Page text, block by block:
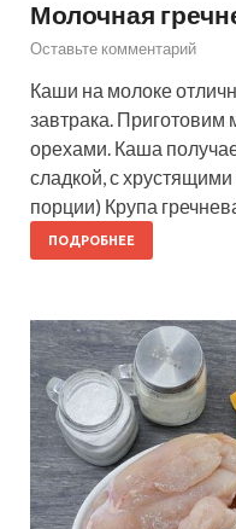
Молочная
Оставьте комментарий
Каши на молоке
завтрака.
орехами. Каша
сладкой, с
порции) Крупа
ПОДРОБНЕЕ